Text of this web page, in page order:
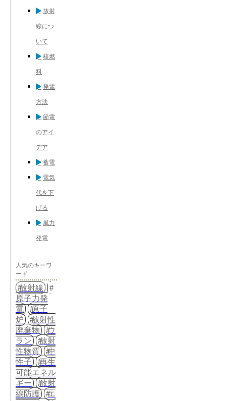
放射
線につ
いて
核燃
料
発電
方法
節電
のアイ
デア
蓄電
電気
代を下
げる
風力
発電
人気のキーワ
ード
放射線
原子力発
電
原子
炉
放射性
廃棄物
ウ
ラン
放射
性物質
中
性子
再生
可能エネル
ギー
放射
線防護
エ